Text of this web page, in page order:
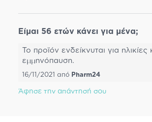
Είμαι 56 ετών κάνει για μένα;
To προϊόν ενδείκνυται για ηλικίες
εμμηνόπαυση.
16/11/2021 από Pharm24
Άφησε την απάντησή σου